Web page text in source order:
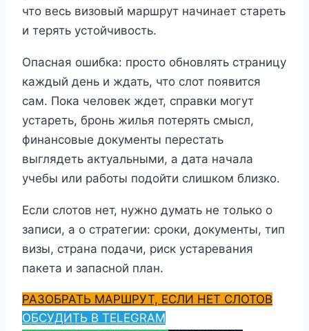
что весь визовый маршрут начинает стареть
и терять устойчивость.
Опасная ошибка: просто обновлять страницу
каждый день и ждать, что слот появится
сам. Пока человек ждет, справки могут
устареть, бронь жилья потерять смысл,
финансовые документы перестать
выглядеть актуальными, а дата начала
учебы или работы подойти слишком близко.
Если слотов нет, нужно думать не только о
записи, а о стратегии: сроки, документы, тип
визы, страна подачи, риск устаревания
пакета и запасной план.
РАЗОБРАТЬ МАРШРУТ, ЕСЛИ НЕТ СЛОТОВ
ОБСУДИТЬ В TELEGRAM